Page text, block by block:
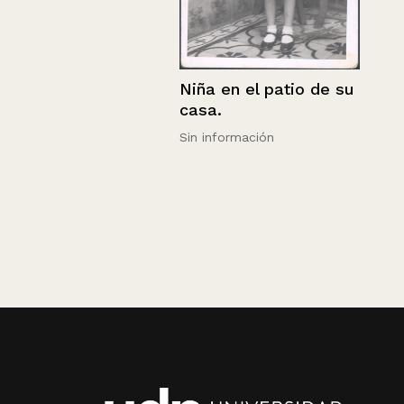
Niña en el patio de su